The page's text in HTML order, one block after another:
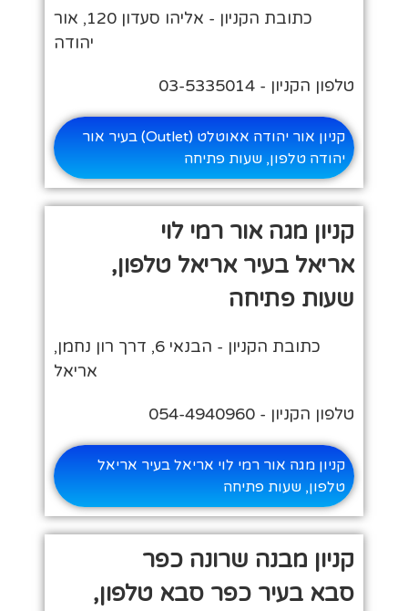
כתובת הקניון - אליהו סעדון 120, אור
יהודה
טלפון הקניון - 03-5335014
קניון אור יהודה אאוטלט (Outlet) בעיר אור
יהודה טלפון, שעות פתיחה
קניון מגה אור רמי לוי
אריאל בעיר אריאל טלפון,
שעות פתיחה
כתובת הקניון - הבנאי 6, דרך רון נחמן,
אריאל
טלפון הקניון - 054-4940960
קניון מגה אור רמי לוי אריאל בעיר אריאל
טלפון, שעות פתיחה
קניון מבנה שרונה כפר
סבא בעיר כפר סבא טלפון,